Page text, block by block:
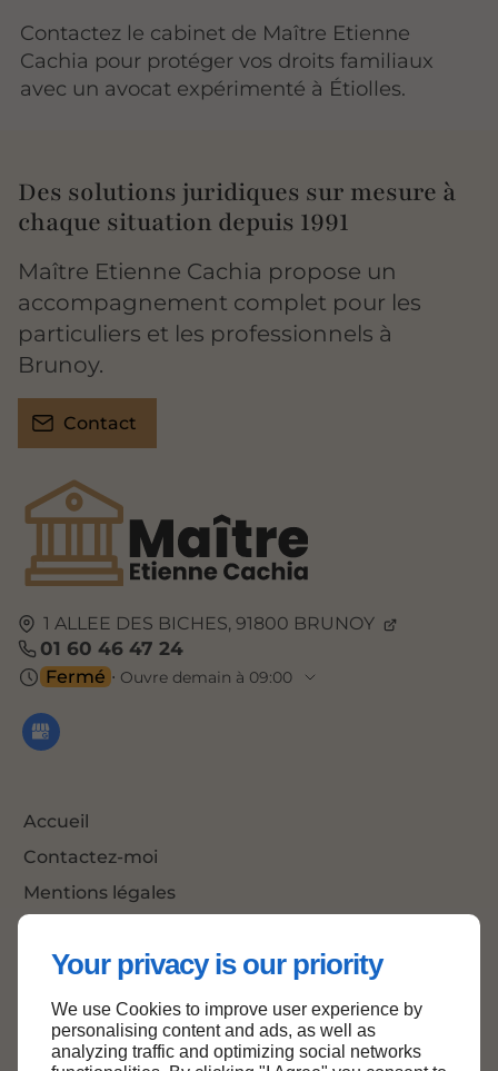
Your privacy is our priority
We use Cookies to improve user experience by
personalising content and ads, as well as
analyzing traffic and optimizing social networks
Contactez le cabinet de Maître Etienne
Cachia pour protéger vos droits familiaux
avec un avocat expérimenté à Étiolles.
1 ALLEE DES BICHES,91800 BRUNOY
01 60 46 47 24
Fermé ⋅ Ouvre demain à 09:00
Accueil
Contactez-moi
Mentions légales
Des solutions juridiques sur mesure à
chaque situation depuis 1991
Maître Etienne Cachia propose un
accompagnement complet pour les
particuliers et les professionnels à
Brunoy.
Contact
Haut de page